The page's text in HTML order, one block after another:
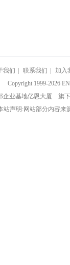
我们 联系我们
加入
Copyright 1999-2026
企业基地亿恩大厦 旗
站声明:网站部分内容来